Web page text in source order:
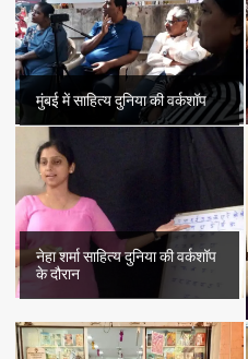
मुंबई में साहित्य दुनिया की वर्कशॉप
नेहा शर्मा साहित्य दुनिया की वर्कशॉप
के दौरान